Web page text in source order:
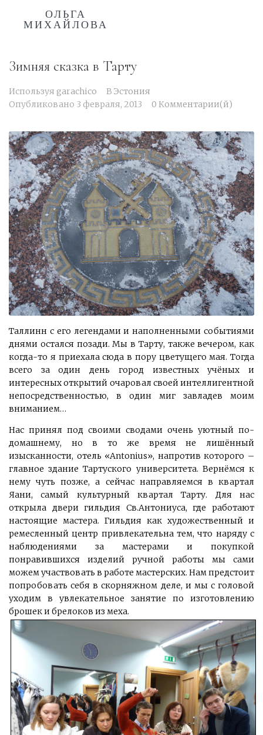
ОЛЬГА
МИХАЙЛОВА
Зимняя сказка в Тарту
Используя garachico В Эстония
Опубликовано 3 февраля, 2013 0 Комментарии(й)
Таллинн с его легендами и наполненными событиями
днями остался позади. Мы в Тарту, также вечером, как
когда-то я приехала сюда в пору цветущего мая. Тогда
всего за один день город известных учёных и
интересных открытий очаровал своей интеллигентной
непосредственностью, в один миг завладев моим
вниманием…
Нас принял под своими сводами очень уютный по-
домашнему, но в то же время не лишённый
изысканности, отель «Antonius», напротив которого –
главное здание Тартуского университета. Вернёмся к
нему чуть позже, а сейчас направляемся в квартал
Яани, самый культурный квартал Тарту. Для нас
открыла двери гильдия Св.Антониуса, где работают
настоящие мастера. Гильдия как художественный и
ремесленный центр привлекательна тем, что наряду с
наблюдениями за мастерами и покупкой
понравившихся изделий ручной работы мы сами
можем участвовать в работе мастерских. Нам предстоит
попробовать себя в скорняжном деле, и мы с головой
уходим в увлекательное занятие по изготовлению
брошек и брелоков из меха.